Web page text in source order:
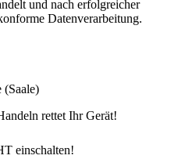
und nach erfolgreicher
Datenverarbeitung.
(Saale)
rettet Ihr Gerät!
einschalten!